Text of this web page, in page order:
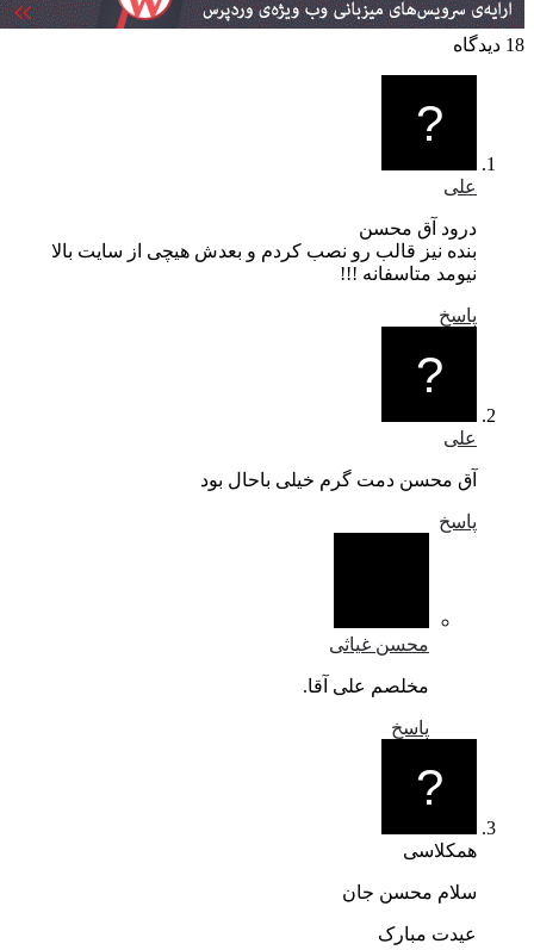
درود آق محسن
بنده نیز قالب رو نصب کردم و بعدش هیچی از سایت بالا
نیومد متاسفانه !!!
آق محسن دمت گرم خیلی باحال بود
محسن غیاثی
مخلصم علی آقا.
همکلاسی
سلام محسن جان
عیدت مبارک